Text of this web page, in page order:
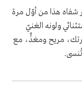
هذا من أوّل مرة
ولونه الغنيّ
مريح ومغذٍّ، مع